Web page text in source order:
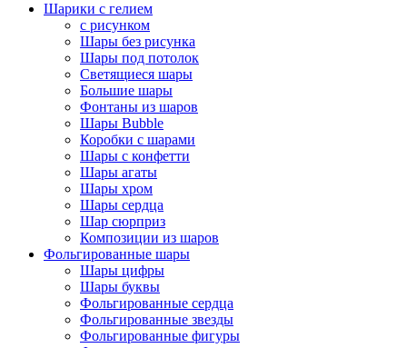
Шарики с гелием
с рисунком
Шары без рисунка
Шары под потолок
Светящиеся шары
Большие шары
Фонтаны из шаров
Шары Bubble
Коробки с шарами
Шары с конфетти
Шары агаты
Шары хром
Шары сердца
Шар сюрприз
Композиции из шаров
Фольгированные шары
Шары цифры
Шары буквы
Фольгированные сердца
Фольгированные звезды
Фольгированные фигуры